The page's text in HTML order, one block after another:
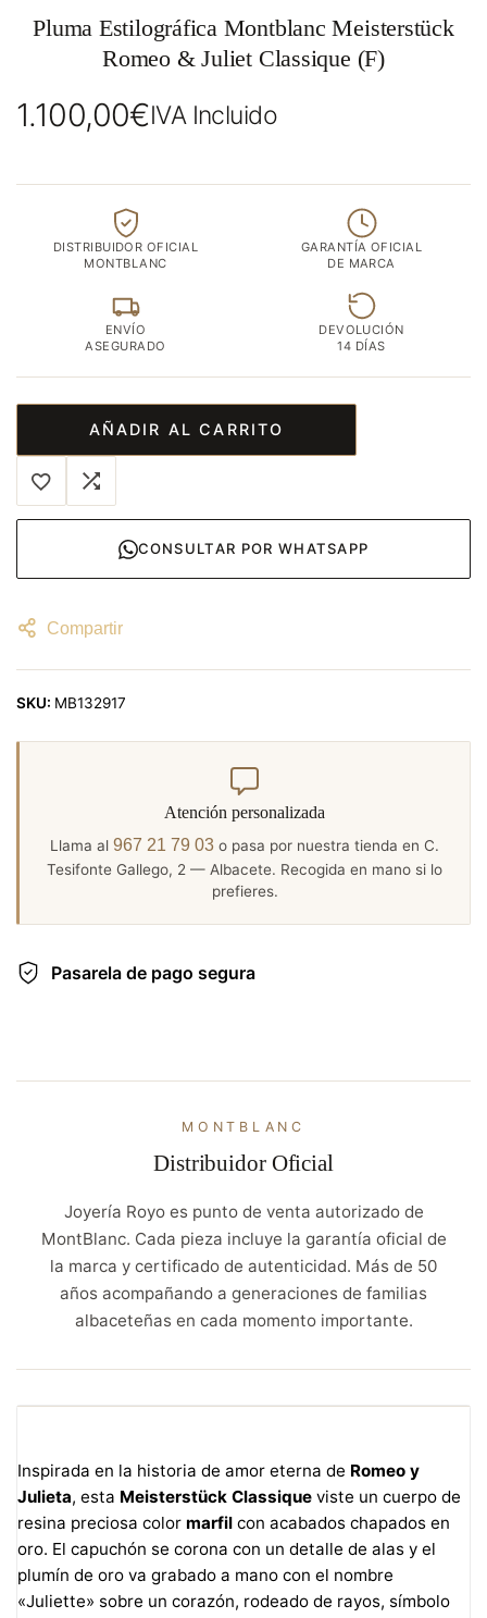
Pluma Estilográfica Montblanc Meisterstück
Romeo & Juliet Classique (F)
1.100,00€IVA Incluido
DISTRIBUIDOR OFICIAL
MONTBLANC
GARANTÍA OFICIAL
DE MARCA
ENVÍO
ASEGURADO
DEVOLUCIÓN
14 DÍAS
AÑADIR AL CARRITO
CONSULTAR POR WHATSAPP
Compartir
SKU: MB132917
Atención personalizada
Llama al 967 21 79 03 o pasa por nuestra tienda en C.
Tesifonte Gallego, 2 — Albacete. Recogida en mano si lo
prefieres.
Pasarela de pago segura
MONTBLANC
Distribuidor Oficial
Joyería Royo es punto de venta autorizado de
MontBlanc. Cada pieza incluye la garantía oficial de
la marca y certificado de autenticidad. Más de 50
años acompañando a generaciones de familias
albaceteñas en cada momento importante.
Inspirada en la historia de amor eterna de Romeo y
Julieta, esta Meisterstück Classique viste un cuerpo de
resina preciosa color marfil con acabados chapados en
oro. El capuchón se corona con un detalle de alas y el
plumín de oro va grabado a mano con el nombre
«Juliette» sobre un corazón, rodeado de rayos, símbolo